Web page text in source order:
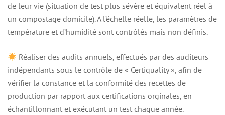
de leur vie (situation de test plus sévère et équivalent réel à
un compostage domicile). A l’échelle réelle, les paramètres de
température et d’humidité sont contrôlés mais non définis.
Réaliser des audits annuels, effectués par des auditeurs
indépendants sous le contrôle de « Certiquality », afin de
vérifier la constance et la conformité des recettes de
production par rapport aux certifications orginales, en
échantillonnant et exécutant un test chaque année.